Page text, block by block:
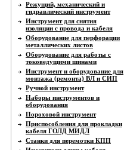
Режущий, механический и
гидравлический инструмент
Инструмент для снятия
изоляции с провода и кабеля
Оборудование для перфорации
металлических листов
Оборудование для работы с
токоведущими шинами
Инструмент и оборудование для
монтажа (ремонта) ВЛ и СИП
Ручной инструмент
Наборы инструментов и
оборудования
Пороховой инструмент
Приспособления для прокладки
кабеля ГОЛД МИДЛ
Станки для перемотки КПП